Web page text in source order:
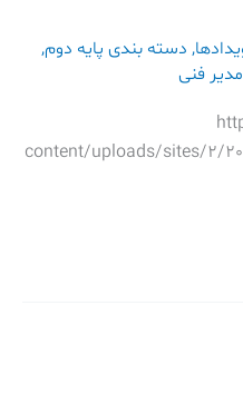
, دسته بندی پایه دوم,
مدیر فنی
content/uploads/sites/2/